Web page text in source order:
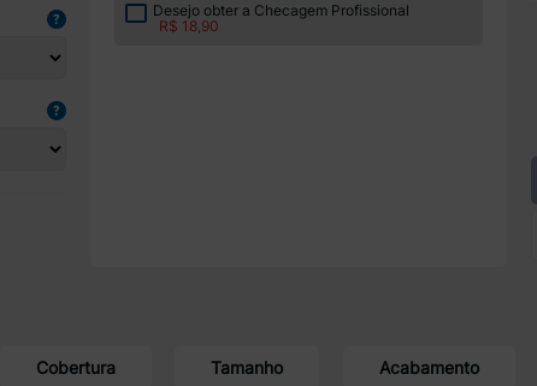
Desejo obter a Checagem Profissional
R$ 18,90
Cobertura Tamanho Acabamento